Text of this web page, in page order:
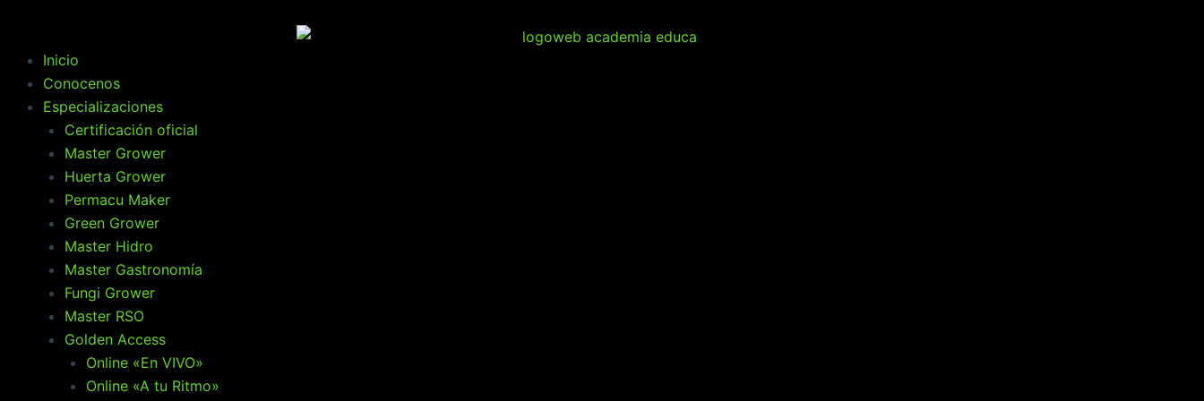
contenido
Inicio
Conocenos
Especializaciones
Certificación oficial
Master Grower
Huerta Grower
Permacu Maker
Green Grower
Master Hidro
Master Gastronomía
Fungi Grower
Master RSO
Golden Access
Online «En VIVO»
Online «A tu Ritmo»
Menú